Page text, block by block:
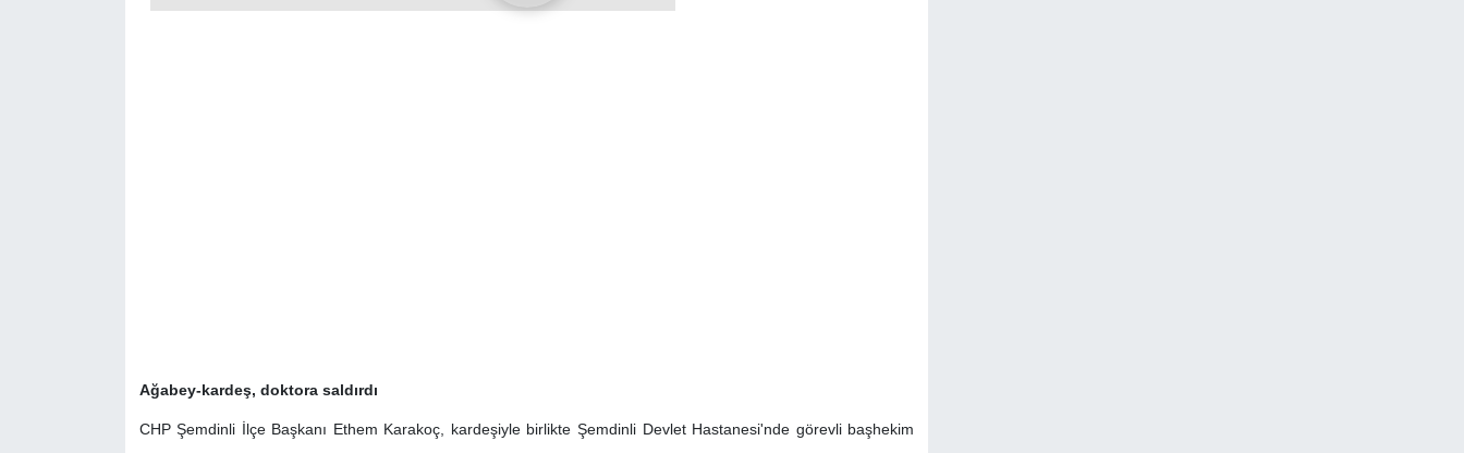
Ağabey-kardeş, doktora saldırdı
CHP Şemdinli İlçe Başkanı Ethem Karakoç, kardeşiyle birlikte Şemdinli Devlet Hastanesi'nde görevli başhekim